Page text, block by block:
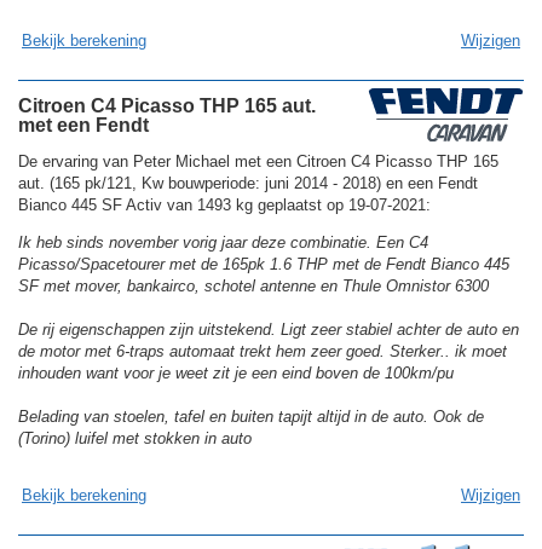
Bekijk berekening Wijzigen
Citroen C4 Picasso THP 165 aut.
met een Fendt
De ervaring van Peter Michael met een Citroen C4 Picasso THP 165
aut. (165 pk/121, Kw bouwperiode: juni 2014 - 2018) en een Fendt
Bianco 445 SF Activ van 1493 kg geplaatst op 19-07-2021:
Ik heb sinds november vorig jaar deze combinatie. Een C4
Picasso/Spacetourer met de 165pk 1.6 THP met de Fendt Bianco 445
SF met mover, bankairco, schotel antenne en Thule Omnistor 6300
De rij eigenschappen zijn uitstekend. Ligt zeer stabiel achter de auto en
de motor met 6-traps automaat trekt hem zeer goed. Sterker.. ik moet
inhouden want voor je weet zit je een eind boven de 100km/pu
Belading van stoelen, tafel en buiten tapijt altijd in de auto. Ook de
(Torino) luifel met stokken in auto
Bekijk berekening Wijzigen